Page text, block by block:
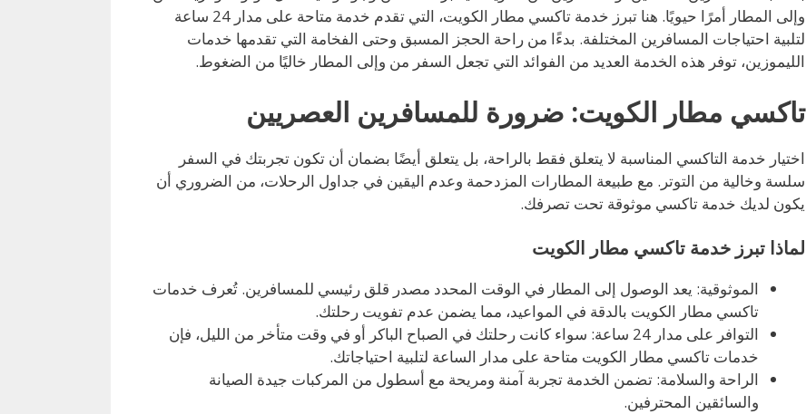
وإلى المطار أمرًا حيويًا. هنا تبرز خدمة تاكسي مطار الكويت، التي تقدم خدمة متاحة على مدار 24 ساعة
لتلبية احتياجات المسافرين المختلفة. بدءًا من راحة الحجز المسبق وحتى الفخامة التي تقدمها خدمات
الليموزين، توفر هذه الخدمة العديد من الفوائد التي تجعل السفر من وإلى المطار خاليًا من الضغوط.
تاكسي مطار الكويت: ضرورة للمسافرين العصريين
اختيار خدمة التاكسي المناسبة لا يتعلق فقط بالراحة، بل يتعلق أيضًا بضمان أن تكون تجربتك في السفر
سلسة وخالية من التوتر. مع طبيعة المطارات المزدحمة وعدم اليقين في جداول الرحلات، من الضروري أن
يكون لديك خدمة تاكسي موثوقة تحت تصرفك.
لماذا تبرز خدمة تاكسي مطار الكويت
الموثوقية: يعد الوصول إلى المطار في الوقت المحدد مصدر قلق رئيسي للمسافرين. تُعرف خدمات
تاكسي مطار الكويت بالدقة في المواعيد، مما يضمن عدم تفويت رحلتك.
التوافر على مدار 24 ساعة: سواء كانت رحلتك في الصباح الباكر أو في وقت متأخر من الليل، فإن
خدمات تاكسي مطار الكويت متاحة على مدار الساعة لتلبية احتياجاتك.
الراحة والسلامة: تضمن الخدمة تجربة آمنة ومريحة مع أسطول من المركبات جيدة الصيانة
والسائقين المحترفين.